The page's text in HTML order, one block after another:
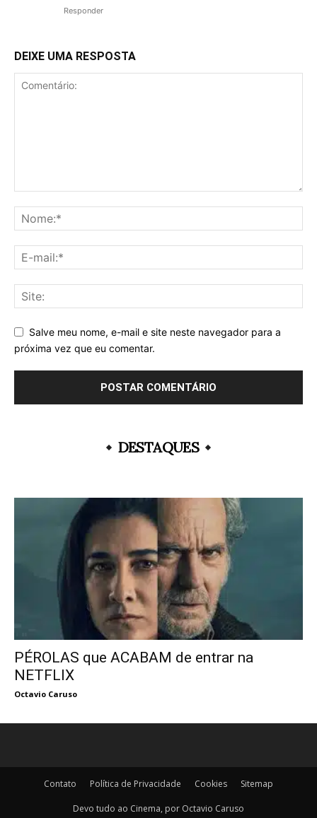
Responder
DEIXE UMA RESPOSTA
Salve meu nome, e-mail e site neste navegador para a
próxima vez que eu comentar.
DESTAQUES
PÉROLAS que ACABAM de entrar na
NETFLIX
Octavio Caruso
Contato Política de Privacidade Cookies Sitemap
Devo tudo ao Cinema, por Octavio Caruso